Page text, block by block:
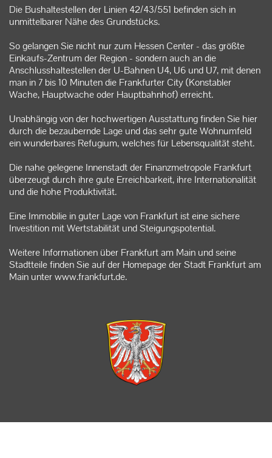
Die Bushaltestellen der Linien 42/43/551 befinden sich in
unmittelbarer Nähe des Grundstücks.
So gelangen Sie nicht nur zum Hessen Center - das größte
Einkaufs-Zentrum der Region - sondern auch an die
Anschlusshaltestellen der U-Bahnen U4, U6 und U7, mit denen
man in 7 bis 10 Minuten die Frankfurter City (Konstabler
Wache, Hauptwache oder Hauptbahnhof) erreicht.
Unabhängig von der hochwertigen Ausstattung finden Sie hier
durch die bezaubernde Lage und das sehr gute Wohnumfeld
ein wunderbares Refugium, welches für Lebensqualität steht.
Die nahe gelegene Innenstadt der Finanzmetropole Frankfurt
überzeugt durch ihre gute Erreichbarkeit, ihre Internationalität
und die hohe Produktivität.
Eine Immobilie in guter Lage von Frankfurt ist eine sichere
Investition mit Wertstabilität und Steigungspotential.
Weitere Informationen über Frankfurt am Main und seine
Stadtteile finden Sie auf der Homepage der Stadt Frankfurt am
Main unterwww.frankfurt.de.